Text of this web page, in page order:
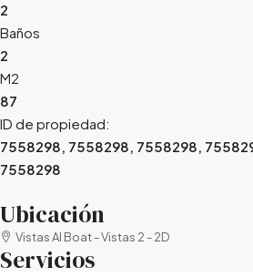
2
Baños
2
M2
87
ID de propiedad:
7558298, 7558298, 7558298,
7558298
Ubicación
Vistas Al Boat - Vistas 2 - 2D
Servicios